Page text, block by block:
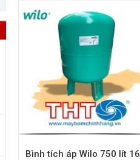
Bình tích áp Wilo 750 lít 16